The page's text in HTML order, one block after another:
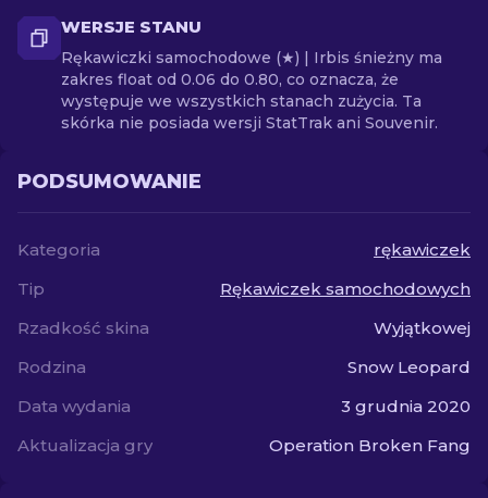
WERSJE STANU
Rękawiczki samochodowe (★) | Irbis śnieżny ma
zakres float od 0.06 do 0.80, co oznacza, że
występuje we wszystkich stanach zużycia. Ta
skórka nie posiada wersji StatTrak ani Souvenir.
PODSUMOWANIE
Kategoria
rękawiczek
Tip
Rękawiczek samochodowych
Rzadkość skina
Wyjątkowej
Rodzina
Snow Leopard
Data wydania
3 grudnia 2020
Aktualizacja gry
Operation Broken Fang